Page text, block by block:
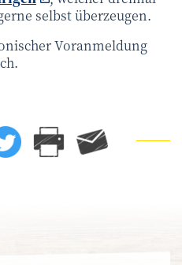
selbst überzeugen.
Voranmeldung